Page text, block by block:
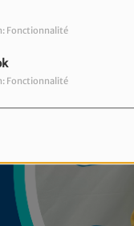
Fonctionnalité
Fonctionnalité